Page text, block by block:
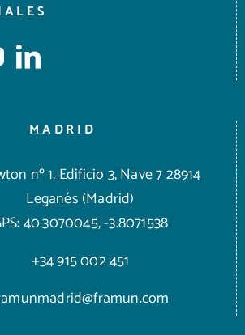
MADRID
nº 1, Edificio 3, Nave 7 28914
Leganés (Madrid)
40.3070045, -3.8071538
+34 915 002 451